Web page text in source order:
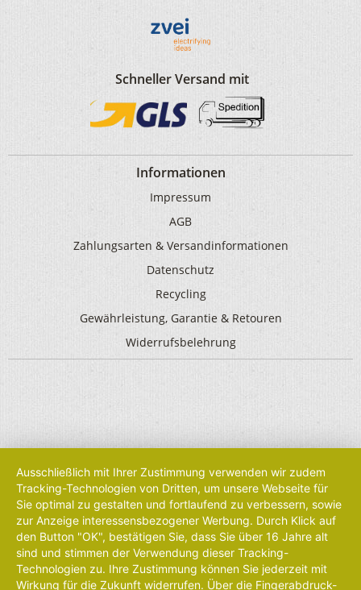
Schneller Versand mit
Informationen
Impressum
AGB
Zahlungsarten & Versandinformationen
Datenschutz
Recycling
Gewährleistung, Garantie & Retouren
Widerrufsbelehrung
Ausschließlich mit Ihrer Zustimmung verwenden wir zudem
Tracking-Technologien von Dritten, um unsere Webseite für
Sie optimal zu gestalten und fortlaufend zu verbessern, sowie
zur Anzeige interessensbezogener Werbung. Durch Klick auf
den Button "OK", bestätigen Sie, dass Sie über 16 Jahre alt
sind und stimmen der Verwendung dieser Tracking-
Technologien zu. Ihre Zustimmung können Sie jederzeit mit
Wirkung für die Zukunft widerrufen. Über die Fingerabdruck-